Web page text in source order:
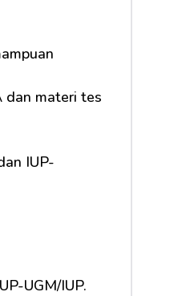
dan materi tes
IUP-
UGM/IUP.